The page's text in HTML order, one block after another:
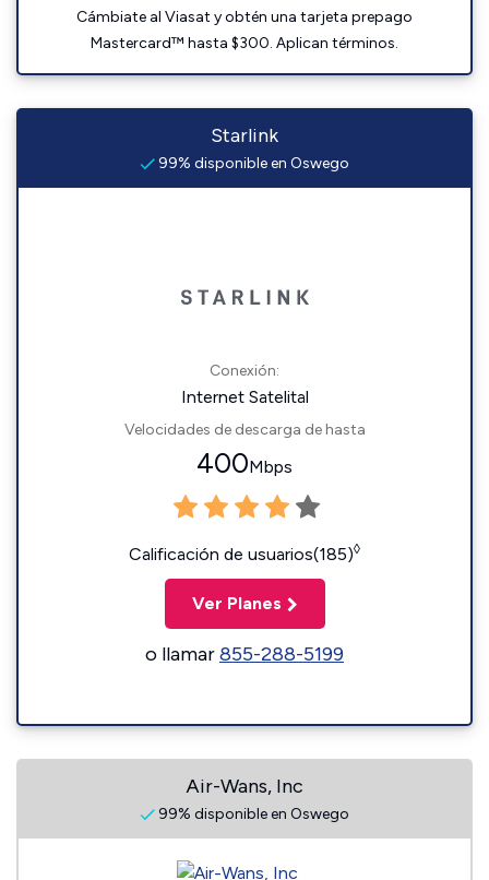
Cámbiate al Viasat y obtén una tarjeta prepago
Mastercard™ hasta $300. Aplican términos.
Starlink
99% disponible en Oswego
Conexión:
Internet Satelital
Velocidades de descarga de hasta
400Mbps
Calificación de usuarios(185)◊
Ver Planes
o llamar855-288-5199
Air-Wans, Inc
99% disponible en Oswego